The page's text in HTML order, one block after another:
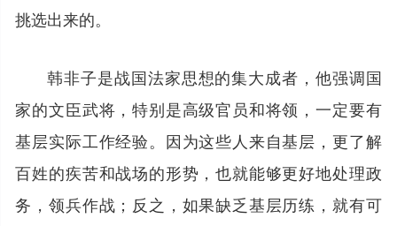
挑选出来的。
韩非子是战国法家思想的集大成者，他强调国
家的文臣武将，特别是高级官员和将领，一定要有
基层实际工作经验。因为这些人来自基层，更了解
百姓的疾苦和战场的形势，也就能够更好地处理政
务，领兵作战；反之，如果缺乏基层历练，就有可